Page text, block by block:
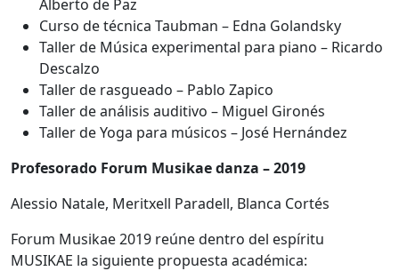
Alberto de Paz
Curso de técnica Taubman – Edna Golandsky
Taller de Música experimental para piano – Ricardo
Descalzo
Taller de rasgueado – Pablo Zapico
Taller de análisis auditivo – Miguel Gironés
Taller de Yoga para músicos – José Hernández
Profesorado Forum Musikae danza – 2019
Alessio Natale, Meritxell Paradell, Blanca Cortés
Forum Musikae 2019 reúne dentro del espíritu
MUSIKAE la siguiente propuesta académica: